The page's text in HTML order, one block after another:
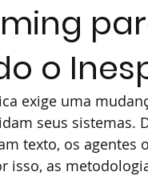
o
exige uma
seus sistemas.
texto, os agentes
as